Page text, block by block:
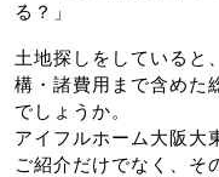
る？」
土地探しをしていると
構・諸費用まで含めた
でしょうか。
アイフルホーム大阪大
ご紹介だけでなく、そ